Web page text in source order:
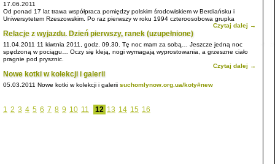
17.06.2011
Od ponad 17 lat trawa współpraca pomiędzy polskim środowiskiem w Berdiańsku i
Uniwersytetem Rzeszowskim. Po raz pierwszy w roku 1994 czteroosobowa grupka
Czytaj dalej →
Relacje z wyjazdu. Dzień pierwszy, ranek (uzupełnione)
11.04.2011 11 kiwtnia 2011, godz. 09.30. Tę noc mam za sobą… Jeszcze jedną noc
spędzoną w pociągu… Oczy się kleją, nogi wymagają wyprostowania, a grzeszne ciało
pragnie pod prysznic.
Czytaj dalej →
Nowe kotki w kolekcji i galerii
05.03.2011 Nowe kotki w kolekcji i galerii suchomlynow.org.ua/koty#new
1 2 3 4 5 6 7 8 9 10 11 12 13 14 15 16